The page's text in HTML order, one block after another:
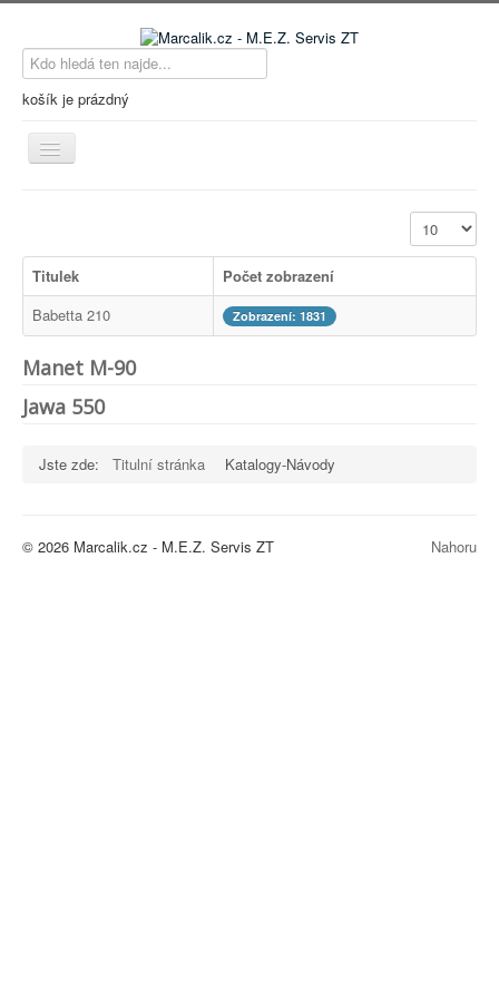
košík je prázdný
Přepnout
navigaci
Novinky
Kontakty
O nákupu
Naše Služby
Počet
Titulek
Počet zobrazení
Babetta 210
Zobrazení: 1831
Manet M-90
Jawa 550
Jste zde: Titulní stránka Katalogy-Návody
Nahoru
© 2026 Marcalik.cz - M.E.Z. Servis ZT